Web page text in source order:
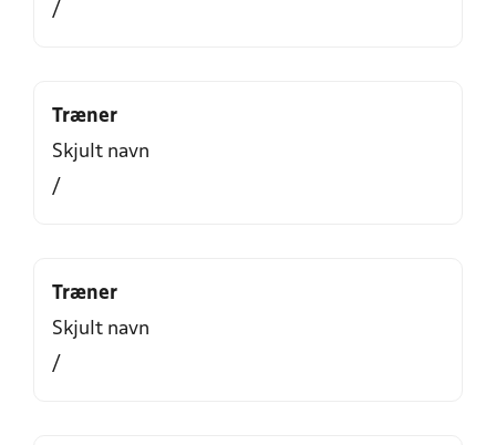
/
Træner
Skjult navn
/
Træner
Skjult navn
/